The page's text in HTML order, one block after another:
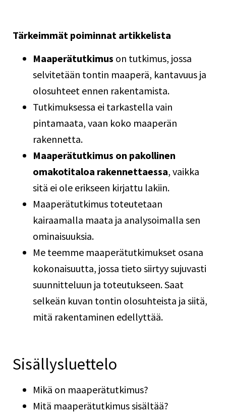
Tärkeimmät poiminnat artikkelista
Maaperätutkimus on tutkimus, jossa
selvitetään tontin maaperä, kantavuus ja
olosuhteet ennen rakentamista.
Tutkimuksessa ei tarkastella vain
pintamaata, vaan koko maaperän
rakennetta.
Maaperätutkimus on pakollinen
omakotitaloa rakennettaessa, vaikka
sitä ei ole erikseen kirjattu lakiin.
Maaperätutkimus toteutetaan
kairaamalla maata ja analysoimalla sen
ominaisuuksia.
Me teemme maaperätutkimukset osana
kokonaisuutta, jossa tieto siirtyy sujuvasti
suunnitteluun ja toteutukseen. Saat
selkeän kuvan tontin olosuhteista ja siitä,
mitä rakentaminen edellyttää.
Sisällysluettelo
Mikä on maaperätutkimus?
Mitä maaperätutkimus sisältää?